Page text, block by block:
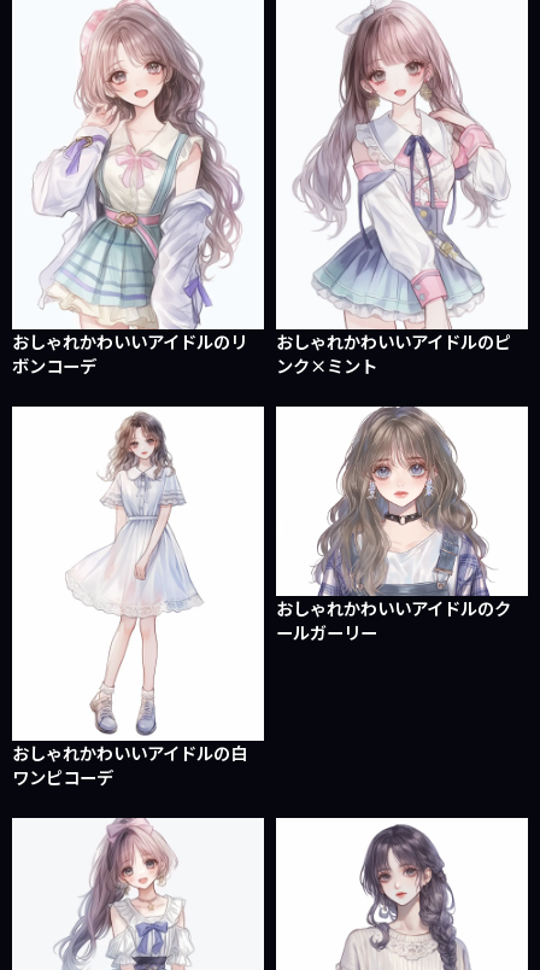
おしゃれかわいいアイドルのリ
ボンコーデ
おしゃれかわいいアイドルのピ
ンク×ミント
おしゃれかわいいアイドルの白
ワンピコーデ
おしゃれかわいいアイドルのク
ールガーリー